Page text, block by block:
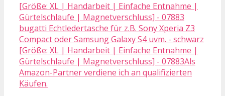
bugatti Echtledertasche für z.B. Sony Xperia Z3
Compact oder Samsung Galaxy S4 uvm. - schwarz
[Größe: XL | Handarbeit | Einfache Entnahme |
Gürtelschlaufe | Magnetverschluss] - 07883Als
Amazon-Partner verdiene ich an qualifizierten
Käufen.